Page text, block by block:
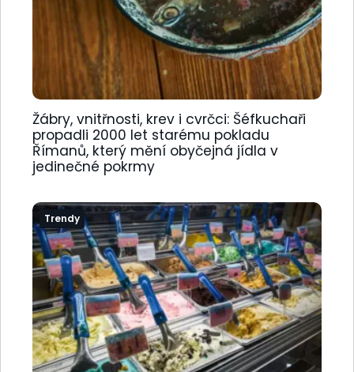
Žábry, vnitřnosti, krev i cvrčci: Šéfkuchaři
propadli 2000 let starému pokladu
Římanů, který mění obyčejná jídla v
jedinečné pokrmy
Trendy